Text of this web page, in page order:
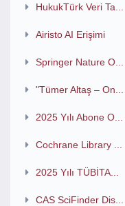
HukukTürk Veri Ta...
Airisto AI Erişimi
Springer Nature O...
"Tümer Altaş – On...
2025 Yılı Abone O...
Cochrane Library ...
2025 Yılı TÜBİTA...
CAS SciFinder Dis...